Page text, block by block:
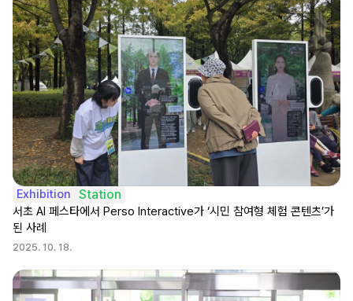
Exhibition Station
서초 AI 페스타에서 Perso Interactive가 ‘시민 참여형 체험 콘텐츠’가
된 사례
2025. 10. 18.